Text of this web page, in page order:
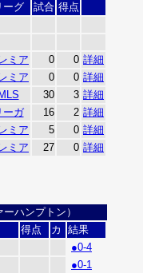
ーグ 試合 得点
ミア 0 0 詳細
ミア 0 0 詳細
MLS 30 3 詳細
ーガ 16 2 詳細
ミア 5 0 詳細
ミア 27 0 詳細
ハンプトン）
得点 カ
結果
●0-4
●0-1